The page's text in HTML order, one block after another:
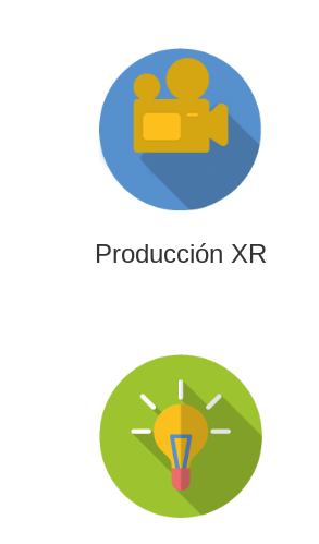
Producción XR
Producción XR
Somos una productora independiente con un
altamente experimentado también en la
producciones inmersivas y de XR.
Integración de IA en
La IA permitirá a su empresa aprovechar el
los algoritmos y las herramientas más
el análisis de datos y la creación de